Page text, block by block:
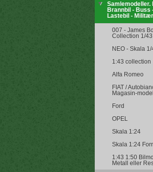
Samlemodeller.
Brannbil - Buss
Lastebil - Militær
007 - James
Collection 1/43
NEO - Skala 1/
1:43 collection
Alfa Romeo
FIAT /
Magasin-
Ford
OPEL
Skala 1:24
Skala 1:24
1:43 1:50
Metall eller